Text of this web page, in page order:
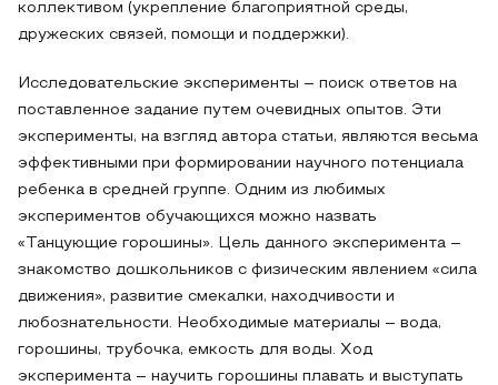
коллективом (укрепление благоприятной среды,
дружеских связей, помощи и поддержки).
Исследовательские эксперименты – поиск ответов на
поставленное задание путем очевидных опытов. Эти
эксперименты, на взгляд автора статьи, являются весьма
эффективными при формировании научного потенциала
ребенка в средней группе. Одним из любимых
экспериментов обучающихся можно назвать
«Танцующие горошины». Цель данного эксперимента –
знакомство дошкольников с физическим явлением «сила
движения», развитие смекалки, находчивости и
любознательности. Необходимые материалы – вода,
горошины, трубочка, емкость для воды. Ход
эксперимента – научить горошины плавать и выступать